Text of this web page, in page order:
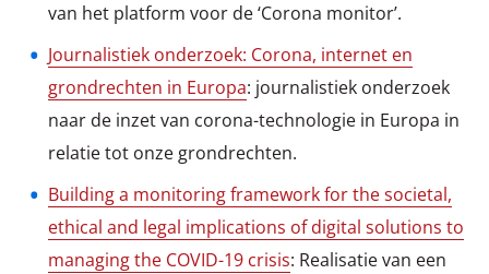
van het platform voor de ‘Corona monitor’.
Journalistiek onderzoek: Corona, internet en
grondrechten in Europa: journalistiek onderzoek
naar de inzet van corona-technologie in Europa in
relatie tot onze grondrechten.
Building a monitoring framework for the societal,
ethical and legal implications of digital solutions to
managing the COVID-19 crisis: Realisatie van een